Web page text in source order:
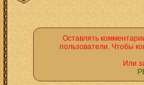
Оставлять
пользователи. Чтобы
Или